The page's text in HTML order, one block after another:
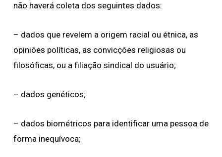
não haverá coleta dos seguintes dados:
– dados que revelem a origem racial ou étnica, as
opiniões políticas, as convicções religiosas ou
filosóficas, ou a filiação sindical do usuário;
– dados genéticos;
– dados biométricos para identificar uma pessoa de
forma inequívoca;